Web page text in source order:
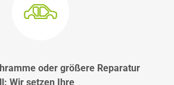
oder größere Reparatur
Wir setzen Ihre